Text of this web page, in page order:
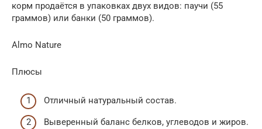
корм продаётся в упаковках двух видов: паучи (55
граммов) или банки (50 граммов).
Almo Nature
Плюсы
Отличный натуральный состав.
Выверенный баланс белков, углеводов и жиров.